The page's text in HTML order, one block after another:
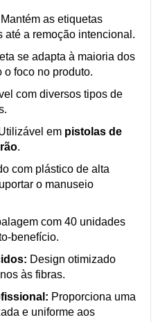
Mantém as etiquetas
até a remoção intencional.
se adapta à maioria dos
o foco no produto.
com diversos tipos de
em pistolas de
.
com plástico de alta
o manuseio
com 40 unidades
benefício.
Design otimizado
às fibras.
Proporciona uma
e uniforme aos